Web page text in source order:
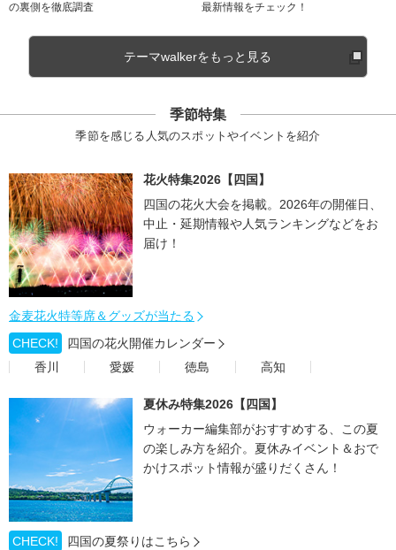
の裏側を徹底調査
最新情報をチェック！
テーマwalkerをもっと見る
季節特集
季節を感じる人気のスポットやイベントを紹介
花火特集2026【四国】
四国の花火大会を掲載。2026年の開催日、
中止・延期情報や人気ランキングなどをお
届け！
金麦花火特等席＆グッズが当たる
CHECK!
四国の花火開催カレンダー
香川
愛媛 徳島 高知
夏休み特集2026【四国】
ウォーカー編集部がおすすめする、この夏
の楽しみ方を紹介。夏休みイベント＆おで
かけスポット情報が盛りだくさん！
CHECK!
四国の夏祭りはこちら